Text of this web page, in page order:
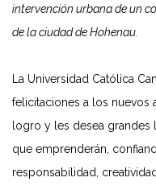
intervención urbana de un
de la ciudad de Hohenau.
La Universidad Católica
felicitaciones a los nuevos
logro y les desea grandes
que emprenderán,
responsabilidad,